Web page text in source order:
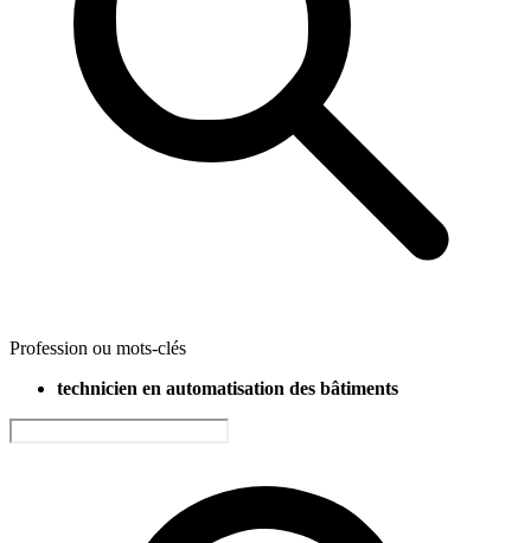
Profession ou mots-clés
technicien en automatisation des bâtiments